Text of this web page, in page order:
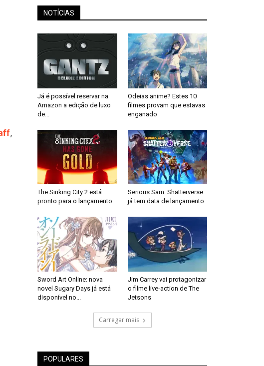
,
NOTÍCIAS
Já é possível reservar na
Amazon a edição de luxo
de...
Odeias anime? Estes 10
filmes provam que estavas
enganado
The Sinking City 2 está
pronto para o lançamento
Serious Sam: Shatterverse
já tem data de lançamento
Sword Art Online: nova
novel Sugary Days já está
disponível no...
Jim Carrey vai protagonizar
o filme live-action de The
Jetsons
Carregar mais
POPULARES